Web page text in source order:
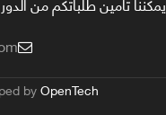
byOpenTech